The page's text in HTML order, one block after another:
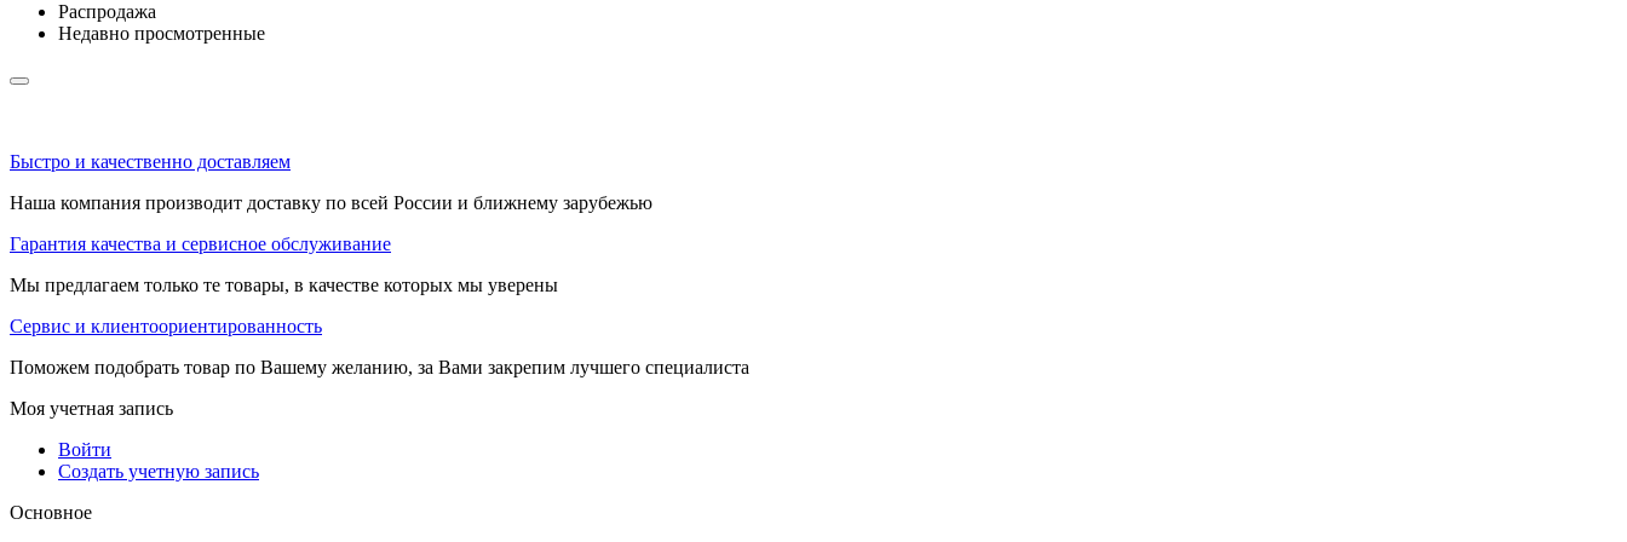
Распродажа
Недавно просмотренные
Быстро и качественно доставляем
Наша компания производит доставку по всей России и ближнему зарубежью
Гарантия качества и сервисное обслуживание
Мы предлагаем только те товары, в качестве которых мы уверены
Сервис и клиентоориентированность
Поможем подобрать товар по Вашему желанию, за Вами закрепим лучшего специалиста
Моя учетная запись
Войти
Создать учетную запись
Основное